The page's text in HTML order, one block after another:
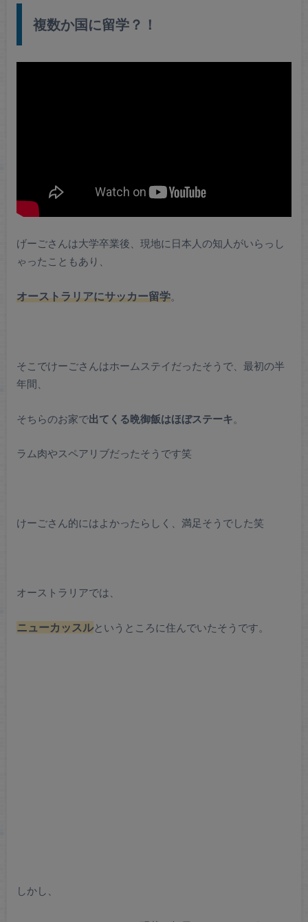
複数か国に留学？！
げーごさんは大学卒業後、現地に日本人の知人がいらっし
ゃったこともあり、
オーストラリアにサッカー留学。
そこでけーごさんはホームステイだったそうで、最初の半
年間、
そちらのお家で出てくる晩御飯はほぼステーキ
ラム肉やスペアリブだったそうです笑
けーごさん的にはよかったらしく、満足そうでした笑
オーストラリアでは、
ニューカッスルというところに住んでいたそうです。
しかし、